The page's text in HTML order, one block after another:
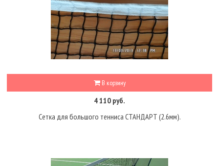
В корзину
4 110 руб.
Сетка для большого тенниса СТАНДАРТ (2.6мм).